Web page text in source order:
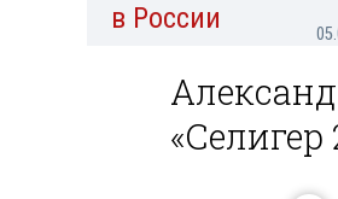
в России
«Селигер